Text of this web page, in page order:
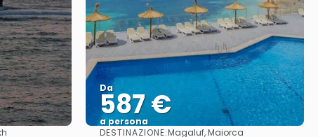
Da
587 €
a persona
DESTINAZIONE:Magaluf, Maiorca